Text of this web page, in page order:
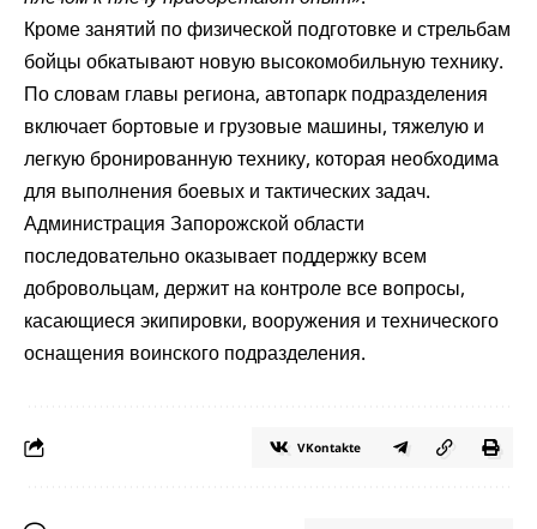
Кроме занятий по физической подготовке и стрельбам
бойцы обкатывают новую высокомобильную технику.
По словам главы региона, автопарк подразделения
включает бортовые и грузовые машины, тяжелую и
легкую бронированную технику, которая необходима
для выполнения боевых и тактических задач.
Администрация Запорожской области
последовательно оказывает поддержку всем
добровольцам, держит на контроле все вопросы,
касающиеся экипировки, вооружения и технического
оснащения воинского подразделения.
VKontakte